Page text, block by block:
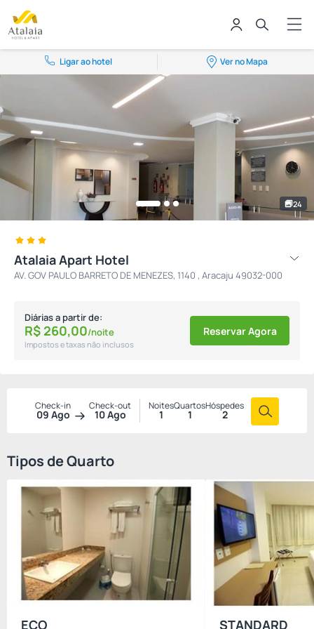
Ligar ao hotel Ver no Mapa
24
Atalaia Apart Hotel
AV. GOV PAULO BARRETO DE MENEZES, 1140 , Aracaju 49032-000
Diárias a partir de:
R$ 260,00/noite
Impostos e taxas não inclusos
Reservar Agora
Check-in
09 Ago
Check-out
10 Ago
Noites
1
Quartos
1
Hóspedes
2
Tipos de Quarto
ECO STANDARD